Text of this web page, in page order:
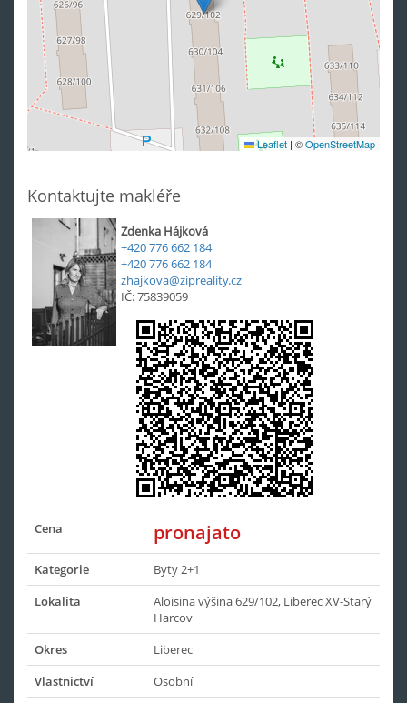
Leaflet | ©OpenStreetMap
Kontaktujte makléře
Zdenka Hájková
+420 776 662 184
+420 776 662 184
zhajkova@zipreality.cz
IČ: 75839059
Cena pronajato
Kategorie
Byty 2+1
Lokalita
Aloisina výšina 629/102, Liberec XV-Starý
Harcov
Okres
Liberec
Vlastnictví
Osobní